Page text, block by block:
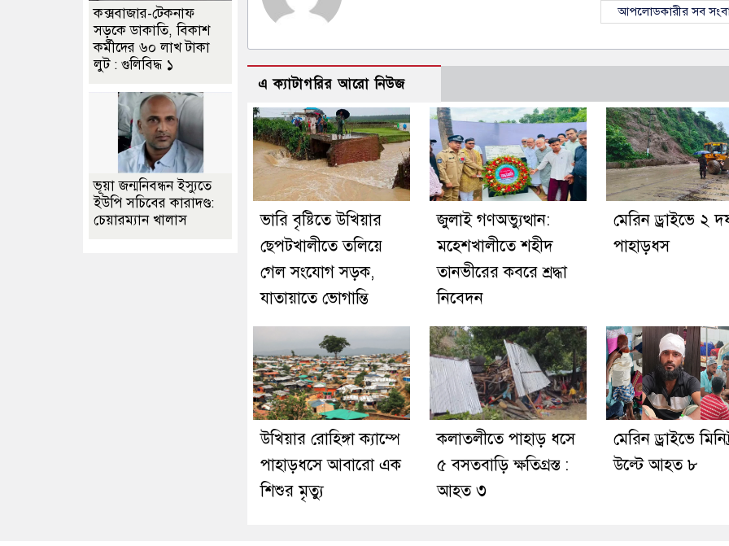
আপলোডকারীর সব
এ ক্যাটাগরির আরো নিউজ
ভারি বৃষ্টিতে উখিয়ার
ছেপটখালীতে তলিয়ে
গেল সংযোগ সড়ক,
যাতায়াতে ভোগান্তি
জুলাই গণঅভ্যুত্থান:
মহেশখালীতে শহীদ
তানভীরের কবরে শ্রদ্ধা
নিবেদন
মেরিন ড্রাইভে ২
পাহাড়ধস
উখিয়ার রোহিঙ্গা ক্যাম্পে
পাহাড়ধসে আবারো এক
শিশুর মৃত্যু
কলাতলীতে পাহাড় ধসে
৫ বসতবাড়ি ক্ষতিগ্রস্ত :
আহত ৩
মেরিন ড্রাইভে
উল্টে আহত ৮
কক্সবাজার-টেকনাফ
সড়কে ডাকাতি, বিকাশ
কর্মীদের ৬০ লাখ টাকা
লুট : গুলিবিদ্ধ ১
ভূয়া জন্মনিবন্ধন ইস্যুতে
ইউপি সচিবের কারাদণ্ড:
চেয়ারম্যান খালাস